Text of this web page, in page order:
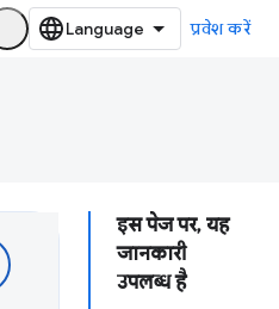
प्रवेश करें
इस पेज पर, यह
जानकारी
उपलब्ध है